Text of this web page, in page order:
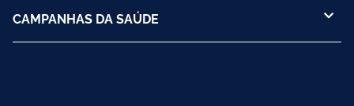
CAMPANHAS DA SAÚDE